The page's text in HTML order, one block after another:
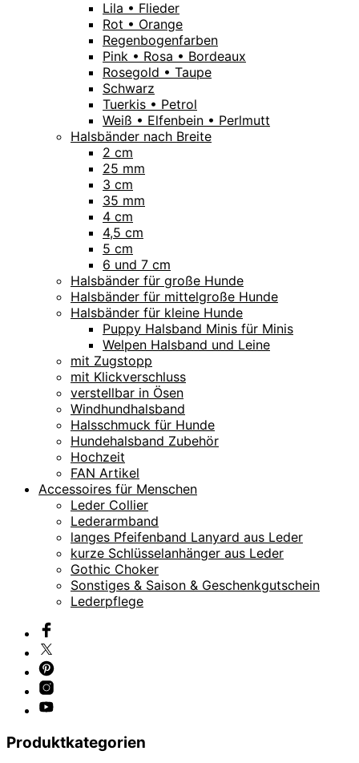
Lila • Flieder
Rot • Orange
Regenbogenfarben
Pink • Rosa • Bordeaux
Rosegold • Taupe
Schwarz
Tuerkis • Petrol
Weiß • Elfenbein • Perlmutt
Halsbänder nach Breite
2 cm
25 mm
3 cm
35 mm
4 cm
4,5 cm
5 cm
6 und 7 cm
Halsbänder für große Hunde
Halsbänder für mittelgroße Hunde
Halsbänder für kleine Hunde
Puppy Halsband Minis für Minis
Welpen Halsband und Leine
mit Zugstopp
mit Klickverschluss
verstellbar in Ösen
Windhundhalsband
Halsschmuck für Hunde
Hundehalsband Zubehör
Hochzeit
FAN Artikel
Accessoires für Menschen
Leder Collier
Lederarmband
langes Pfeifenband Lanyard aus Leder
kurze Schlüsselanhänger aus Leder
Gothic Choker
Sonstiges & Saison & Geschenkgutschein
Lederpflege
Produktkategorien